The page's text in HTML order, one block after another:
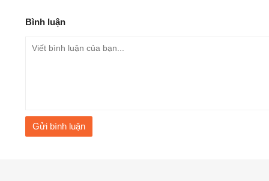
đình bạn có diện tích rộng một chút thì nên tham khảo thêm
chắc chắn hơn, màn hình hiển thị nhiều thông số hơn, cùng
Bình luận
Gửi bình luận